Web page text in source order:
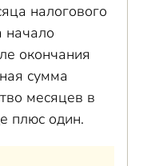
налогового
начало
окончания
сумма
месяцев в
плюс один.